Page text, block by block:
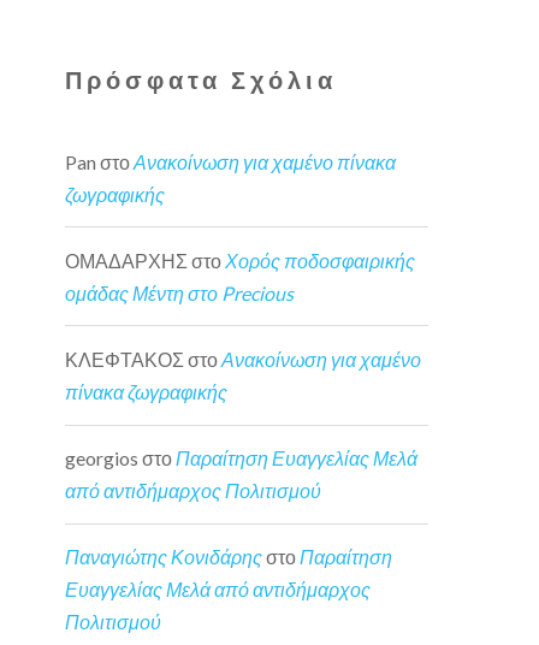
Πρόσφατα Σχόλια
Pan στοΑνακοίνωση για χαμένο πίνακα
ζωγραφικής
ΟΜΑΔΑΡΧΗΣ στο Χορός ποδοσφαιρικής
ομάδας Μέντη στο Precious
ΚΛΕΦΤΑΚΟΣ στοΑνακοίνωση για χαμένο
πίνακα ζωγραφικής
georgios στοΠαραίτηση Ευαγγελίας Μελά
από αντιδήμαρχος Πολιτισμού
Παναγιώτης ΚονιδάρηςστοΠαραίτηση
Ευαγγελίας Μελά από αντιδήμαρχος
Πολιτισμού